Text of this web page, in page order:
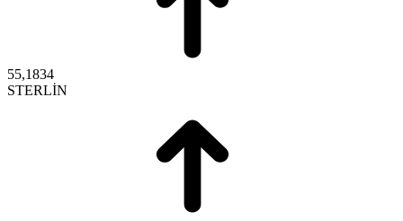
55,1834
STERLİN